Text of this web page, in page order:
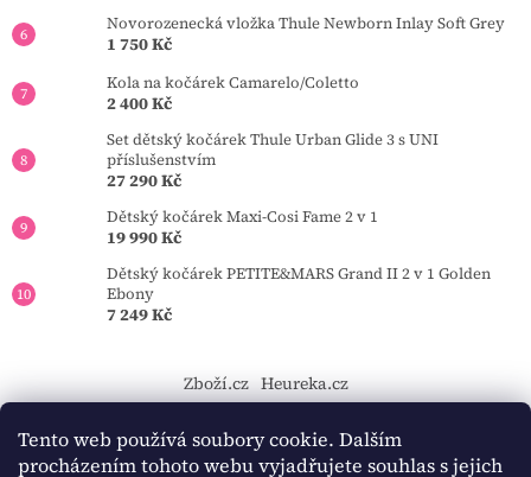
Tento web používá soubory cookie. Dalším
procházením tohoto webu vyjadřujete souhlas s jejich
Novorozenecká vložka Thule Newborn Inlay Soft Grey
1 750 Kč
Kola na kočárek Camarelo/Coletto
2 400 Kč
Set dětský kočárek Thule Urban Glide 3 s UNI
příslušenstvím
27 290 Kč
Dětský kočárek Maxi-Cosi Fame 2 v 1
19 990 Kč
Dětský kočárek PETITE&MARS Grand II 2 v 1 Golden
Ebony
7 249 Kč
Zboží.cz Heureka.cz
https://tourmkr.com/F1eycVcPEw